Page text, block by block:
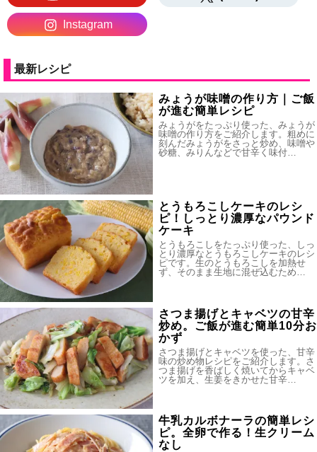
Instagram
最新レシピ
みょうが味噌の作り方｜ご飯
が進む簡単レシピ
みょうがをたっぷり使った、みょうが
味噌の作り方をご紹介します。粗めに
刻んだみょうがをさっと炒め、味噌や
砂糖、みりんなどで甘辛く味付…
とうもろこしケーキのレシ
ピ！しっとり濃厚なパウンド
ケーキ
とうもろこしをたっぷり使った、しっ
とり濃厚なとうもろこしケーキのレシ
ピです。生のとうもろこしを加熱せ
ず、そのまま生地に混ぜ込むため…
さつま揚げとキャベツの甘辛
炒め。ご飯が進む簡単10分お
かず
さつま揚げとキャベツを使った、甘辛
味の炒め物レシピをご紹介します。さ
つま揚げを香ばしく焼いてからキャベ
ツを加え、生姜をきかせた甘辛…
牛乳カルボナーラの簡単レシ
ピ。全卵で作る！生クリーム
なし